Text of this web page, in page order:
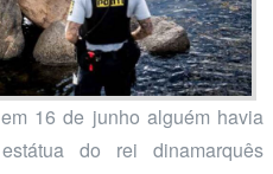
16 de junho alguém havia
do rei dinamarquês